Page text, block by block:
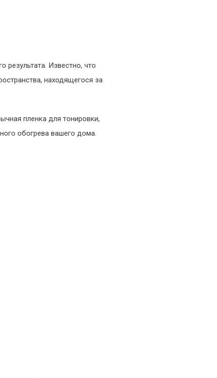
Известно, что
находящегося за
пленка для тонировки,
обогрева вашего дома.